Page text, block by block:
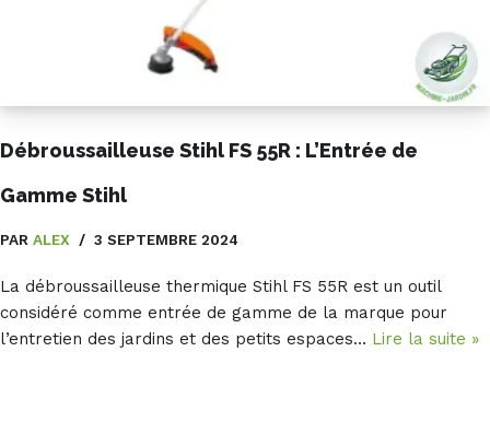
Débroussailleuse Stihl FS 55R : L’Entrée de
Gamme Stihl
PAR ALEX 3 SEPTEMBRE 2024
La débroussailleuse thermique Stihl FS 55R est un outil
considéré comme entrée de gamme de la marque pour
l’entretien des jardins et des petits espaces… Lire la suite »